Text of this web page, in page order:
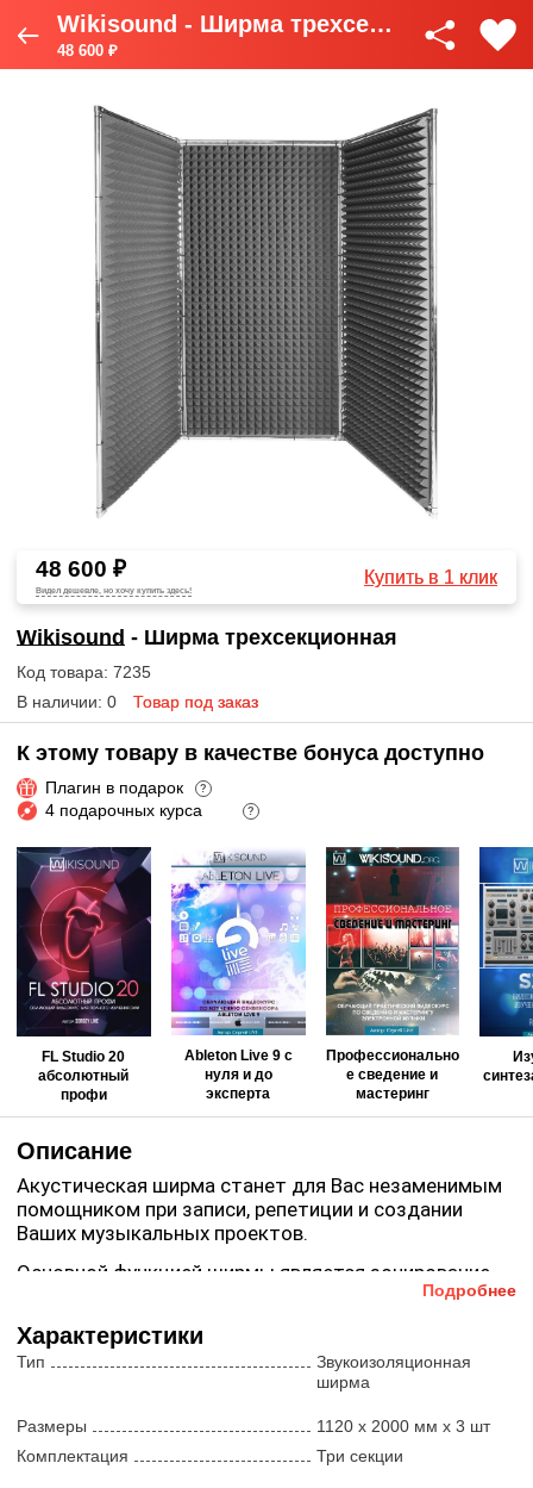
Wikisound - Ширма трехсекционная
48 600 ₽
48 600 ₽
Видел дешевле, но хочу купить здесь!
Купить в 1 клик
Wikisound - Ширма трехсекционная
Код товара: 7235
В наличии: 0
Товар под заказ
К этому товару в качестве бонуса доступно
Плагин в подарок ?
4 подарочных курса ?
FL Studio 20
абсолютный
профи
Ableton Live 9 с
нуля и до
эксперта
Профессионально
е сведение и
мастеринг
Описание
Акустическая ширма станет для Вас незаменимым
помощником при записи, репетиции и создании
Ваших музыкальных проектов.
Основной функцией ширмы является зонирование
На сборку конструкции требуется не более 10
минут. Конструкция очень легкая, так как состоит
из легкосплавных металлических труб. Любая
стоимость (будь то логотип Вашей студии или
любое фото). Ширму можно использовать как
Подробнее
Характеристики
Тип
Звукоизоляционная
ширма
Размеры
1120 х 2000 мм x 3 шт
Комплектация
Три секции